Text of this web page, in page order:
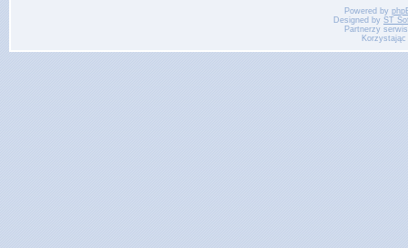
Powered by
Designed by ST
Partnerzy